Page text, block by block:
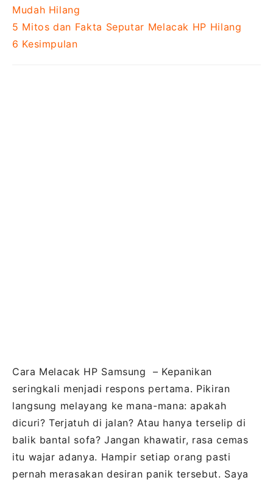
Cara Melacak HP Samsung – Kepanikan
seringkali menjadi respons pertama. Pikiran
langsung melayang ke mana-mana: apakah
dicuri? Terjatuh di jalan? Atau hanya terselip di
balik bantal sofa? Jangan khawatir, rasa cemas
itu wajar adanya. Hampir setiap orang pasti
pernah merasakan desiran panik tersebut. Saya
Mudah Hilang
5 Mitos dan Fakta Seputar Melacak HP Hilang
6 Kesimpulan